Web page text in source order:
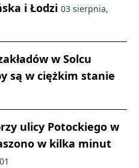
i Łodzi 03 sierpnia,
w Solcu
są w ciężkim stanie
ulicy Potockiego w
w kilka minut